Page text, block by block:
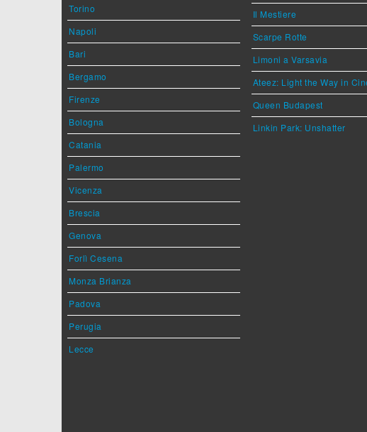
Torino
Napoli
Bari
Bergamo
Firenze
Bologna
Catania
Palermo
Vicenza
Brescia
Genova
Forlì Cesena
Monza Brianza
Padova
Perugia
Lecce
Il Mestiere
Scarpe Rotte
Limoni a Varsavia
Ateez: Light the Way in
Queen Budapest
Linkin Park: Unshatter